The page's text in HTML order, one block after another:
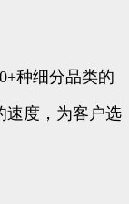
种细分品类的
速度，为客户选